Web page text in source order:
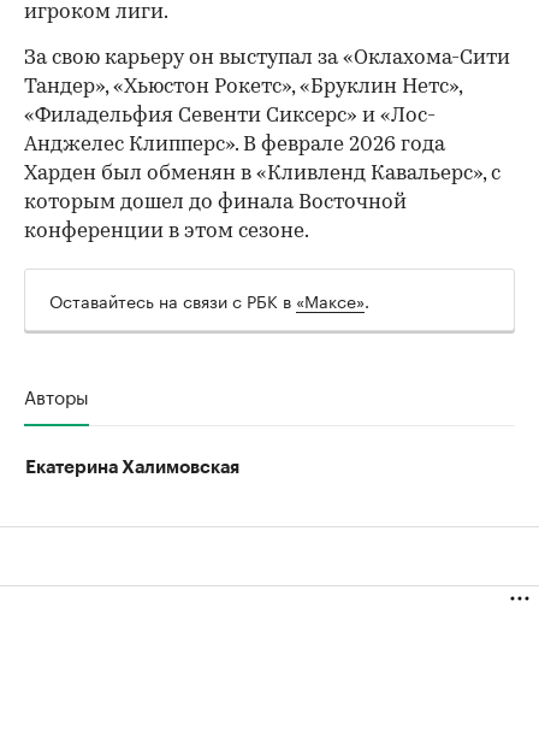
игроком лиги.
За свою карьеру он выступал за «Оклахома-Сити
Тандер», «Хьюстон Рокетс», «Бруклин Нетс»,
«Филадельфия Севенти Сиксерс» и «Лос-
Анджелес Клипперс». В феврале 2026 года
Харден был обменян в «Кливленд Кавальерс», с
которым дошел до финала Восточной
конференции в этом сезоне.
Оставайтесь на связи с РБК в «Максе».
Авторы
Екатерина Халимовская